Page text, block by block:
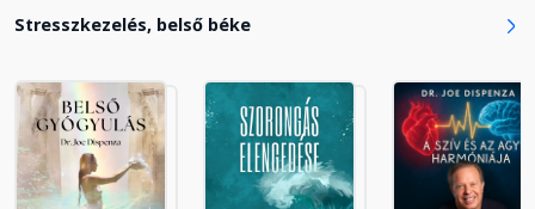
Stresszkezelés, belső béke